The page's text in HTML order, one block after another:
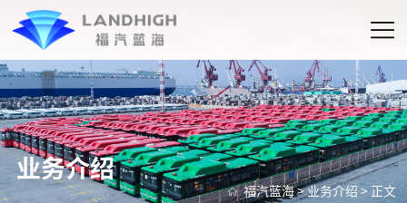
业务介绍
福汽蓝海>业务介绍 > 正文